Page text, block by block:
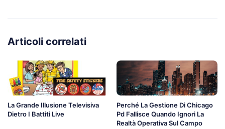
Articoli correlati
La Grande Illusione Televisiva
Dietro I Battiti Live
Perché La Gestione Di Chicago
Pd Fallisce Quando Ignori La
Realtà Operativa Sul Campo